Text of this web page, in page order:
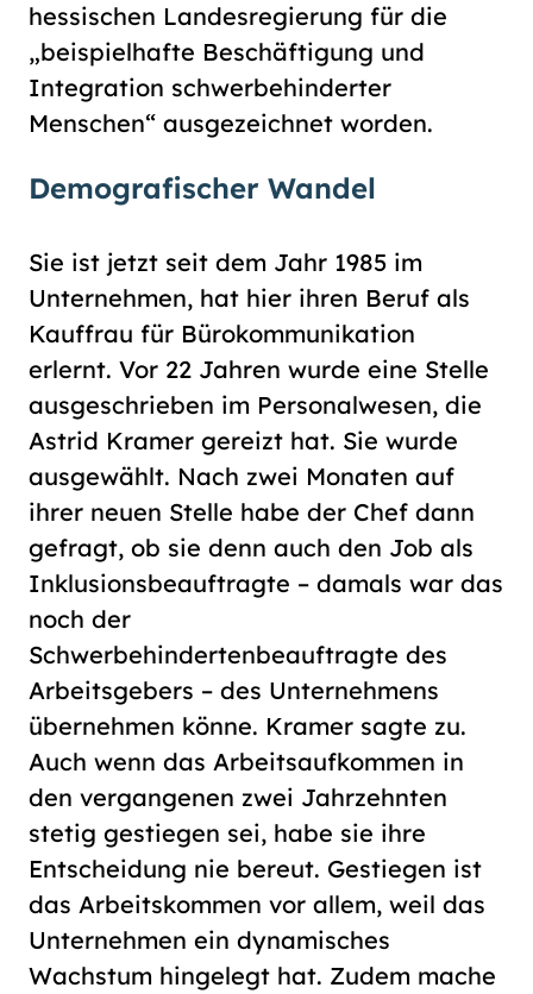
hessischen Landesregierung für die
„beispielhafte Beschäftigung und
Integration schwerbehinderter
Menschen“ ausgezeichnet worden.
Demografischer Wandel
Sie ist jetzt seit dem Jahr 1985 im
Unternehmen, hat hier ihren Beruf als
Kauffrau für Bürokommunikation
erlernt. Vor 22 Jahren wurde eine Stelle
ausgeschrieben im Personalwesen, die
Astrid Kramer gereizt hat. Sie wurde
ausgewählt. Nach zwei Monaten auf
ihrer neuen Stelle habe der Chef dann
gefragt, ob sie denn auch den Job als
Inklusionsbeauftragte – damals war das
noch der
Schwerbehindertenbeauftragte des
Arbeitsgebers – des Unternehmens
übernehmen könne. Kramer sagte zu.
Auch wenn das Arbeitsaufkommen in
den vergangenen zwei Jahrzehnten
stetig gestiegen sei, habe sie ihre
Entscheidung nie bereut. Gestiegen ist
das Arbeitskommen vor allem, weil das
Unternehmen ein dynamisches
Wachstum hingelegt hat. Zudem mache